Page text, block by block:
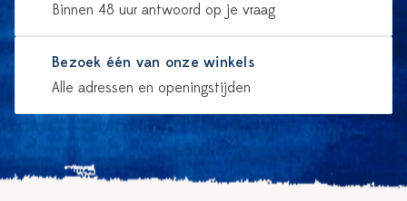
Binnen 48 uur antwoord op je vraag
Bezoek één van onze winkels
Alle adressen en openingstijden